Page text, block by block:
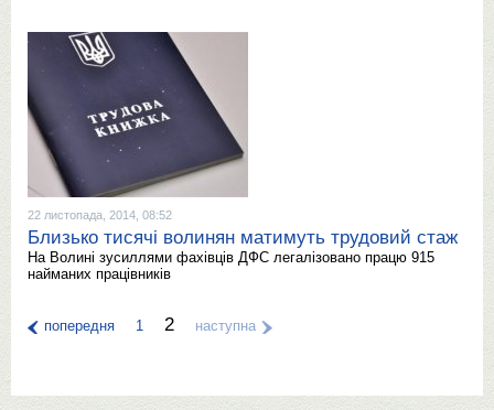
22 листопада, 2014, 08:52
Близько тисячі волинян матимуть трудовий стаж
На Волині зусиллями фахівців ДФС легалізовано працю 915
найманих працівників
попередня 1 2 наступна